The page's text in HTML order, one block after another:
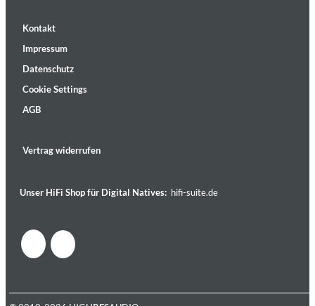
Kontakt
Impressum
Datenschutz
Cookie Settings
AGB
Vertrag widerrufen
Unser HiFi Shop für Digital Natives: hifi-suite.de